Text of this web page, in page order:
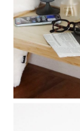
易，需依本服務之
權轉讓予恩沛科技股
２．關於個人資料處
３．未成年的使用者
「AFTEE先享後付
任。
４．使用「AFTEE
時審查核予不同之
請求用戶進行身份認
５．嚴禁一人註冊多